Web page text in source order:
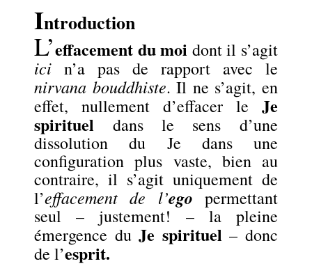
Introduction
L’effacement du moi dont il s’agit
ici n’a pas de rapport avec le
nirvana bouddhiste. Il ne s’agit, en
effet, nullement d’effacer le Je
spirituel dans le sens d’une
dissolution du Je dans une
configuration plus vaste, bien au
contraire, il s’agit uniquement de
l’effacement de l’ego permettant
seul – justement! – la pleine
émergence duJe spirituel – donc
de l’esprit.